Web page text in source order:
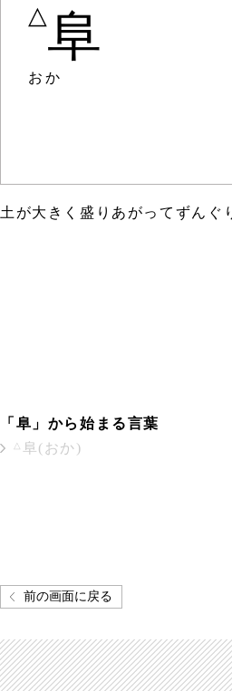
△阜
おか
土が大きく盛りあがってずんぐ
「阜」から始まる言葉
△ 阜(おか)
前の画面に戻る